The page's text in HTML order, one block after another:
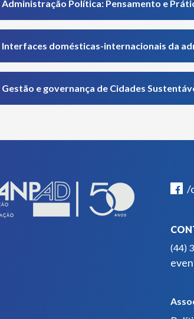
Administração Política: Pensamento e
Interfaces domésticas-internacionais da
Gestão e governança de Cidades
/
(44)